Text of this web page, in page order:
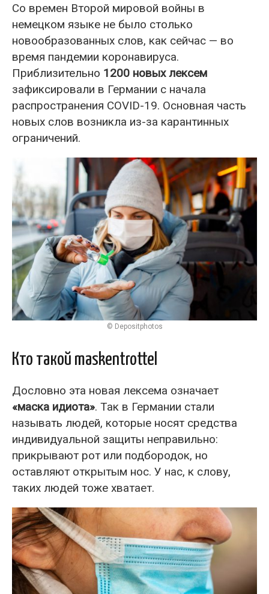
Со времен Второй мировой войны в
немецком языке не было столько
новообразованных слов, как сейчас — во
время пандемии коронавируса.
Приблизительно 1200 новых лексем
зафиксировали в Германии с начала
распространения COVID-19. Основная часть
новых слов возникла из-за карантинных
ограничений.
© Depositphotos
Кто такой maskentrottel
Дословно эта новая лексема означает
«маска идиота». Так в Германии стали
называть людей, которые носят средства
индивидуальной защиты неправильно:
прикрывают рот или подбородок, но
оставляют открытым нос. У нас, к слову,
таких людей тоже хватает.